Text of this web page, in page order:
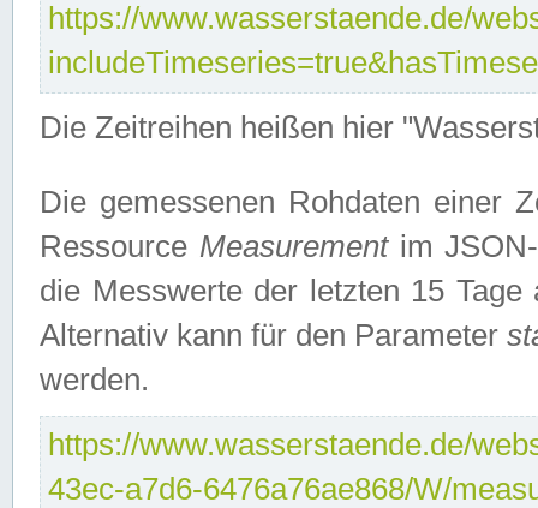
https://www.wasserstaende.de/
Die Zeitreihen heißen hier
Die gemessenen Rohdaten einer
Ressource Measurementim JSON-
die Messwerte der letzten 15
Alternativ kann für den Parameter
werden.
https://www.wasserstaende.de/
43ec-a7d6-6476a76ae868/W/